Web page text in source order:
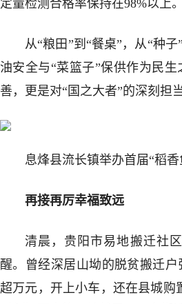
定量检测合格率保持在98%以上。
从“粮田”到“餐桌”，从“种
油安全与“菜篮子”保供作为民
善，更是对“国之大者”的深刻担
息烽县流长镇举办首届“稻香
再接再厉幸福致远
清晨，贵阳市易地搬迁社
醒。曾经深居山坳的脱贫搬迁
超万元，开上小车，还在县城